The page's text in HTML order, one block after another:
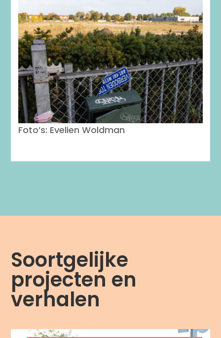
Foto’s: Evelien Woldman
Soortgelijke
projecten en
verhalen